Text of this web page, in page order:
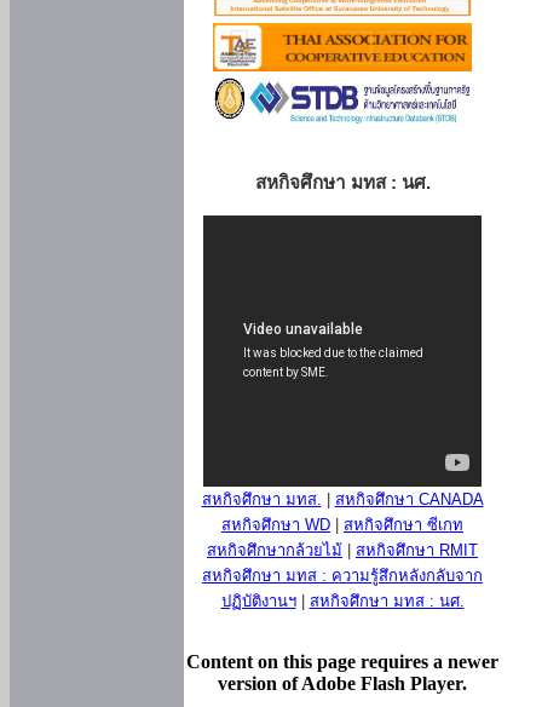
สหกิจศึกษา มทส : นศ.
สหกิจศึกษา มทส.
สหกิจศึกษา CANADA
สหกิจศึกษา WD
สหกิจศึกษา ซีเกท
สหกิจศึกษากล้วยไม้
สหกิจศึกษา RMIT
สหกิจศึกษา มทส : ความรู้สึกหลังกลับจาก
ปฏิบัติงานฯ| สหกิจศึกษา มทส : นศ.
Content on this page requires a newer
version of Adobe Flash Player.